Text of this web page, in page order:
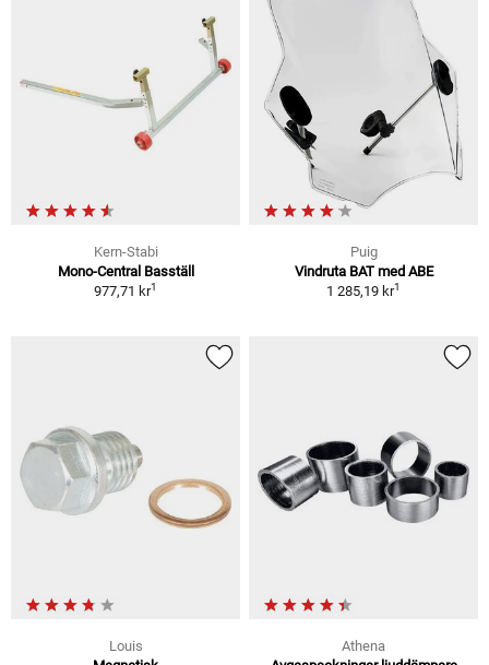
Kern-Stabi
Mono-Central Basställ
977,71 kr1
Puig
Vindruta BAT med ABE
1 285,19 kr1
Louis
Athena